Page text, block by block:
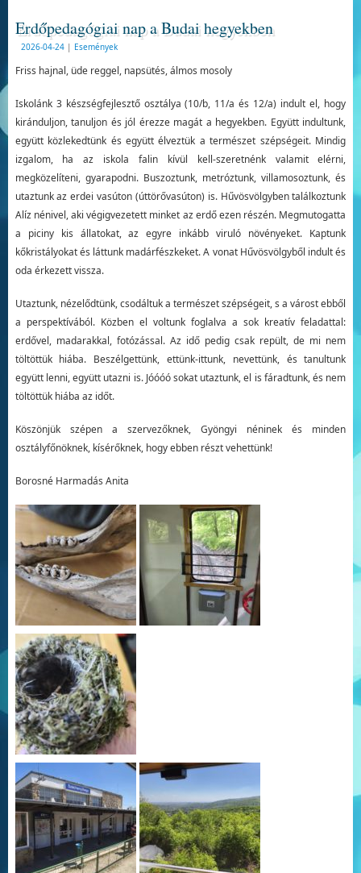
Erdőpedagógiai nap a Budai hegyekben
2026-04-24 | Események
Friss hajnal, üde reggel, napsütés, álmos mosoly
Iskolánk 3 készségfejlesztő osztálya (10/b, 11/a és 12/a) indult el, hogy
kiránduljon, tanuljon és jól érezze magát a hegyekben. Együtt indultunk,
együtt közlekedtünk és együtt élveztük a természet szépségeit. Mindig
izgalom, ha az iskola falin kívül kell-szeretnénk valamit elérni,
megközelíteni, gyarapodni. Buszoztunk, metróztunk, villamosoztunk, és
utaztunk az erdei vasúton (úttörővasúton) is. Hűvösvölgyben találkoztunk
Alíz nénivel, aki végigvezetett minket az erdő ezen részén. Megmutogatta
a piciny kis állatokat, az egyre inkább viruló növényeket. Kaptunk
kőkristályokat és láttunk madárfészkeket. A vonat Hűvösvölgyből indult és
oda érkezett vissza.
Utaztunk, nézelődtünk, csodáltuk a természet szépségeit, s a várost ebből
a perspektívából. Közben el voltunk foglalva a sok kreatív feladattal:
erdővel, madarakkal, fotózással. Az idő pedig csak repült, de mi nem
töltöttük hiába. Beszélgettünk, ettünk-ittunk, nevettünk, és tanultunk
együtt lenni, együtt utazni is. Jóóóó sokat utaztunk, el is fáradtunk, és nem
töltöttük hiába az időt.
Köszönjük szépen a szervezőknek, Gyöngyi néninek és minden
osztályfőnöknek, kísérőknek, hogy ebben részt vehettünk!
Borosné Harmadás Anita